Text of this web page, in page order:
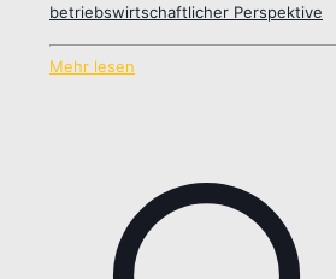
betriebswirtschaftlicher Perspektive
Mehr lesen